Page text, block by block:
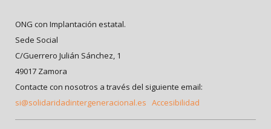
ONG con Implantación estatal.
Sede Social
C/Guerrero Julián Sánchez, 1
49017 Zamora
Contacte con nosotros a través del siguiente email:
si@solidaridadintergeneracional.es Accesibilidad